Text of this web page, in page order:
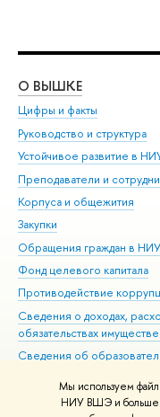
Мы используем
НИУ ВШЭ и
О ВЫШКЕ
Цифры и факты
Руководство и структура
Устойчивое развитие в
Преподаватели и
Корпуса и общежития
Закупки
Обращения граждан в
Фонд целевого капитала
Противодействие
Сведения о доходах,
обязательствах
Сведения об
Людям с ограниченными
Единая платежная страница